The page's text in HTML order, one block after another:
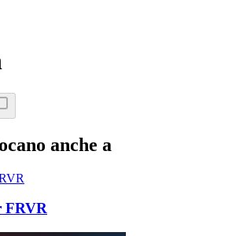
anche a
FRVR